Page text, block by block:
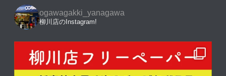
ogawagakki_yanagawa
柳川店のInstagram!